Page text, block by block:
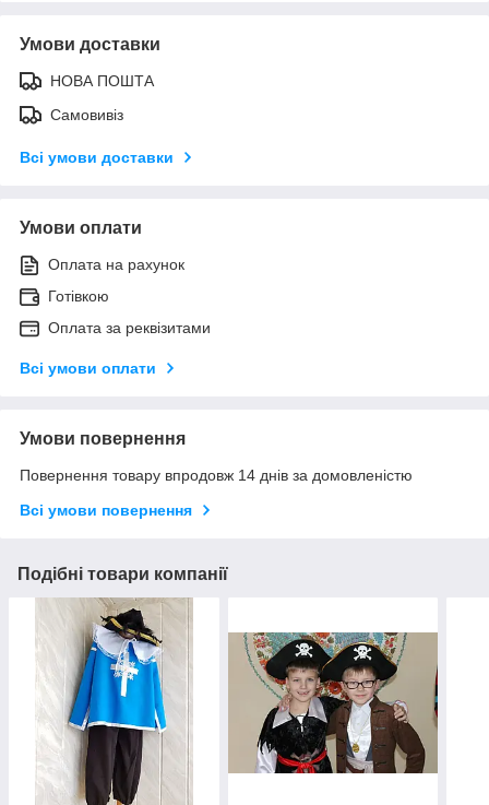
Умови доставки
НОВА ПОШТА
Самовивіз
Всі умови доставки
Умови оплати
Оплата на рахунок
Готівкою
Оплата за реквізитами
Всі умови оплати
Умови повернення
Повернення товару впродовж 14 днів за домовленістю
Всі умови повернення
Подібні товари компанії